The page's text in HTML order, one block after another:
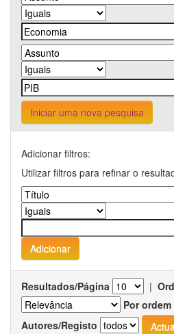
Iniciar uma nova pesquisa
Adicionar filtros:
Utilizar filtros para refinar o
Resultados/Página |
Por ordem
Autores/Registo